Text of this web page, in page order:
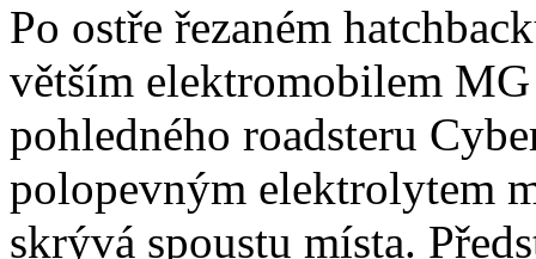
Po ostře řezaném
větším elektromobilem
pohledného roadsteru
polopevným elektrolytem
skrývá spoustu místa.